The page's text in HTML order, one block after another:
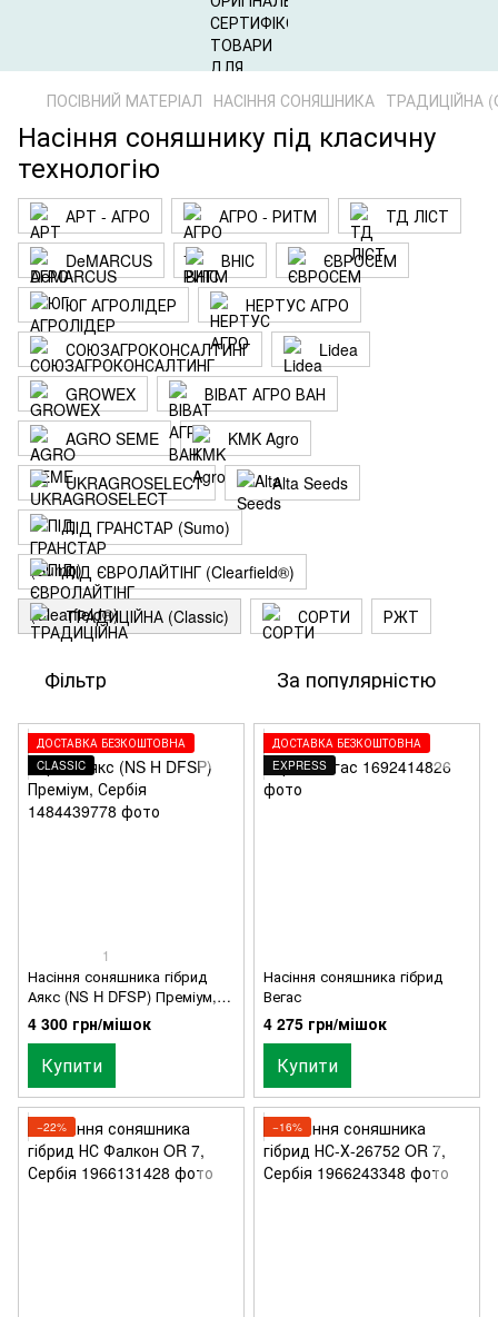
ПОСІВНИЙ МАТЕРІАЛ НАСІННЯ СОНЯШНИКА ТРАДИЦІЙНА
Насіння соняшнику під класичну
технологію
АРТ - АГРО АГРО - РИТМ
ТД ЛІСТ
DeMARCUS
ВНІС
ЄВРОСЕМ
ЮГ АГРОЛІДЕР
НЕРТУС АГРО
СОЮЗАГРОКОНСАЛТИНГ
Lidea
GROWEX
ВІВАТ АГРО ВАН
AGRO SEME
KMK Agro
UKRAGROSELECT
Alta Seeds
ПІД ГРАНСТАР (Sumo)
ПІД ЄВРОЛАЙТІНГ (Clearfield®)
ТРАДИЦІЙНА (Classic)
СОРТИ РЖТ
Фільтр За популярністю
ДОСТАВКА БЕЗКОШТОВНА
CLASSIC
1
Насіння соняшника гібрид
Аякс (NS H DFSP) Преміум,
Сербія
4 300 грн/мішок
Купити
ДОСТАВКА БЕЗКОШТОВНА
EXPRESS
Насіння соняшника гібрид
Вегас
4 275 грн/мішок
Купити
−22% −16%